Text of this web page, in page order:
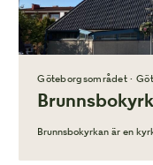
Göteborgsområdet ·
Brunnsbokyrkan är en